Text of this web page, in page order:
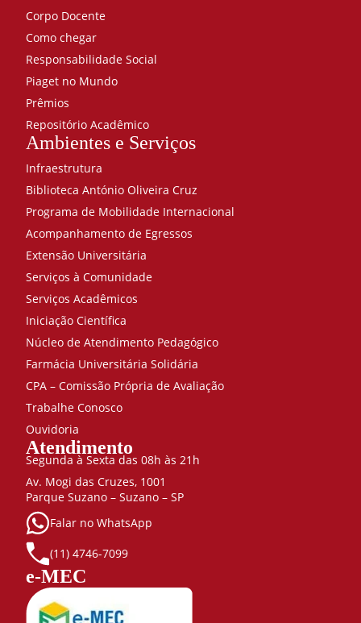
Corpo Docente
Como chegar
Responsabilidade Social
Piaget no Mundo
Prêmios
Repositório Acadêmico
Ambientes e Serviços
Infraestrutura
Biblioteca António Oliveira Cruz
Programa de Mobilidade Internacional
Acompanhamento de Egressos
Extensão Universitária
Serviços à Comunidade
Serviços Acadêmicos
Iniciação Científica
Núcleo de Atendimento Pedagógico
Farmácia Universitária Solidária
CPA – Comissão Própria de Avaliação
Trabalhe Conosco
Ouvidoria
Atendimento
Segunda à Sexta das 08h às 21h
Av. Mogi das Cruzes, 1001
Parque Suzano – Suzano – SP
Falar no WhatsApp
(11) 4746-7099
e-MEC